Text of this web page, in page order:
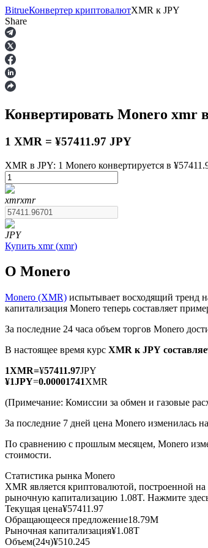
Фьючерсы
USDT-фьючерсы
Фьючерсы с использованием USDT в
Фьючерсы на COIN-M
Криптовалютные фьючерсы
USDC фьючерсы
BitrueКонвертер криптовалютXMR к JPY
Share
Конвертировать Monero xmr
1 XMR = ¥57411.97 JPY
XMR в JPY: 1 Monero конвертируется в
xmrxmr
JPY
Купить xmr(xmr)
О Monero
Monero (XMR) испытывает восходящий тренд
капитализация Monero теперь составляет
За последние 24 часа объем торгов Monero
В настоящее время курс XMR к JPY
1XMR=¥57411.97JPY
¥1JPY=0.00001741XMR
(Примечание: Комиссии за обмен и газовые
За последние 7 дней цена Monero изменилась
По сравнению с прошлым месяцем, Monero
стоимости.
Статистика рынка Monero
XMR является криптовалютой, построенной
рыночную капитализацию 1.08T. Нажмите
Текущая цена¥57411.97
Обращающееся предложение18.79M
Рыночная капитализация¥1.08T
Объем(24ч)¥510.245